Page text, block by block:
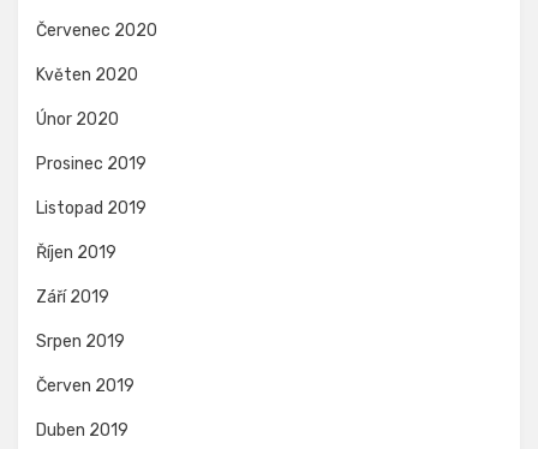
Červenec 2020
Květen 2020
Únor 2020
Prosinec 2019
Listopad 2019
Říjen 2019
Září 2019
Srpen 2019
Červen 2019
Duben 2019